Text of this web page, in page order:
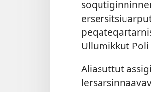
Ul­lumik­kut
Aliasut­tut